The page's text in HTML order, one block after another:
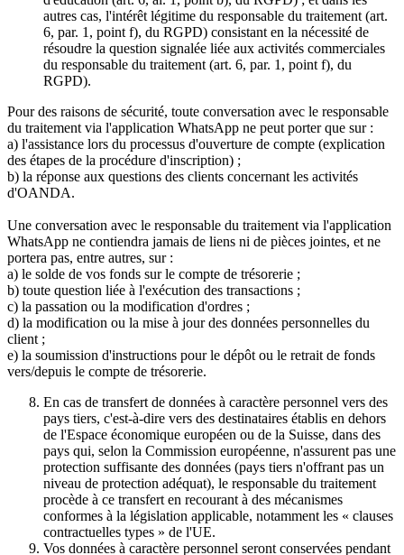
autres cas, l'intérêt légitime du responsable du traitement (art.
6, par. 1, point f), du RGPD) consistant en la nécessité de
résoudre la question signalée liée aux activités commerciales
du responsable du traitement (art. 6, par. 1, point f), du
RGPD).
Pour des raisons de sécurité, toute conversation avec le responsable
du traitement via l'application WhatsApp ne peut porter que sur :
a) l'assistance lors du processus d'ouverture de compte (explication
des étapes de la procédure d'inscription) ;
b) la réponse aux questions des clients concernant les activités
d'OANDA.
Une conversation avec le responsable du traitement via l'application
WhatsApp ne contiendra jamais de liens ni de pièces jointes, et ne
portera pas, entre autres, sur :
a) le solde de vos fonds sur le compte de trésorerie ;
b) toute question liée à l'exécution des transactions ;
c) la passation ou la modification d'ordres ;
d) la modification ou la mise à jour des données personnelles du
client ;
e) la soumission d'instructions pour le dépôt ou le retrait de fonds
vers/depuis le compte de trésorerie.
En cas de transfert de données à caractère personnel vers des
pays tiers, c'est-à-dire vers des destinataires établis en dehors
de l'Espace économique européen ou de la Suisse, dans des
pays qui, selon la Commission européenne, n'assurent pas une
protection suffisante des données (pays tiers n'offrant pas un
niveau de protection adéquat), le responsable du traitement
procède à ce transfert en recourant à des mécanismes
conformes à la législation applicable, notamment les « clauses
contractuelles types » de l'UE.
Vos données à caractère personnel seront conservées pendant